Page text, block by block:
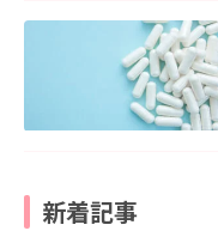
新着記事